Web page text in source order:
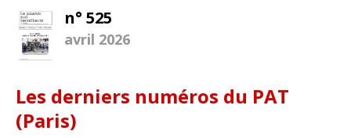
n° 525
avril 2026
Les derniers numéros du PAT
(Paris)